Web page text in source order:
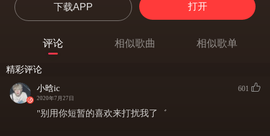
抢眼的 孤独难免
快乐当然有一点
难过时候不流泪
子母画面 分割上演谍对谍
下载APP 打开
评论 相似歌曲 相似歌单
精彩评论
小晗ic
2020年7月27日
601
"别用你短暂的喜欢来打扰我了゛